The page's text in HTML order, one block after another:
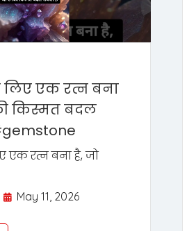
लिए एक रत्न बना
किस्मत बदल
एक रत्न बना है, जो
May 11, 2026